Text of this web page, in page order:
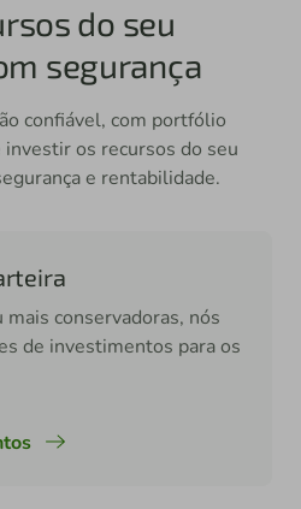
do seu
segurança
confiável, com portfólio
os recursos do seu
e rentabilidade.
mais conservadoras, nós
de investimentos para os